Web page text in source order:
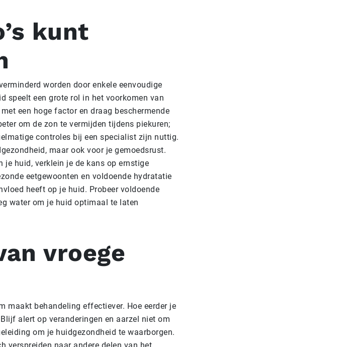
kunt
worden door enkele eenvoudige
speelt een grote rol in het voorkomen van
een hoge factor en draag beschermende
om de zon te vermijden tijdens piekuren;
controles bij een specialist zijn nuttig.
maar ook voor je gemoedsrust.
je huid, verklein je de kans op ernstige
eetgewoonten en voldoende hydratatie
heeft op je huid. Probeer voldoende
water om je huid optimaal te laten
vroege
maakt behandeling effectiever. Hoe eerder je
alert op veranderingen en aarzel niet om
om je huidgezondheid te waarborgen.